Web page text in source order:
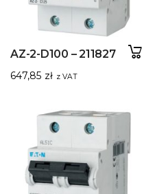
AZ-2-D100 – 211827
647,85 zł z VAT